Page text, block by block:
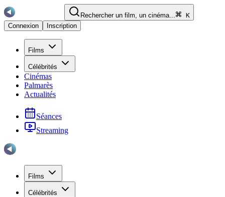
Rechercher un film, un cinéma...
K
Connexion
Inscription
Films
Célébrités
Cinémas
Palmarès
Actualités
Séances
Streaming
Films
Célébrités